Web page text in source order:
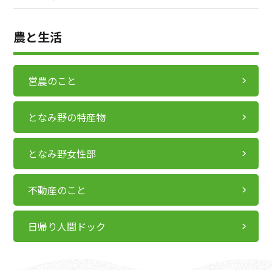
農と生活
営農のこと
となみ野の特産物
となみ野女性部
不動産のこと
日帰り人間ドック